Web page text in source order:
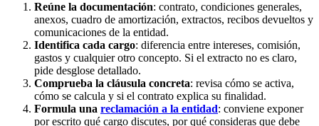
Reúne la documentación: contrato, condiciones generales,
anexos, cuadro de amortización, extractos, recibos devueltos y
comunicaciones de la entidad.
Identifica cada cargo: diferencia entre intereses, comisión,
gastos y cualquier otro concepto. Si el extracto no es claro,
pide desglose detallado.
Comprueba la cláusula concreta: revisa cómo se activa,
cómo se calcula y si el contrato explica su finalidad.
Formula una reclamación a la entidad: conviene exponer
por escrito qué cargo discutes, por qué consideras que debe